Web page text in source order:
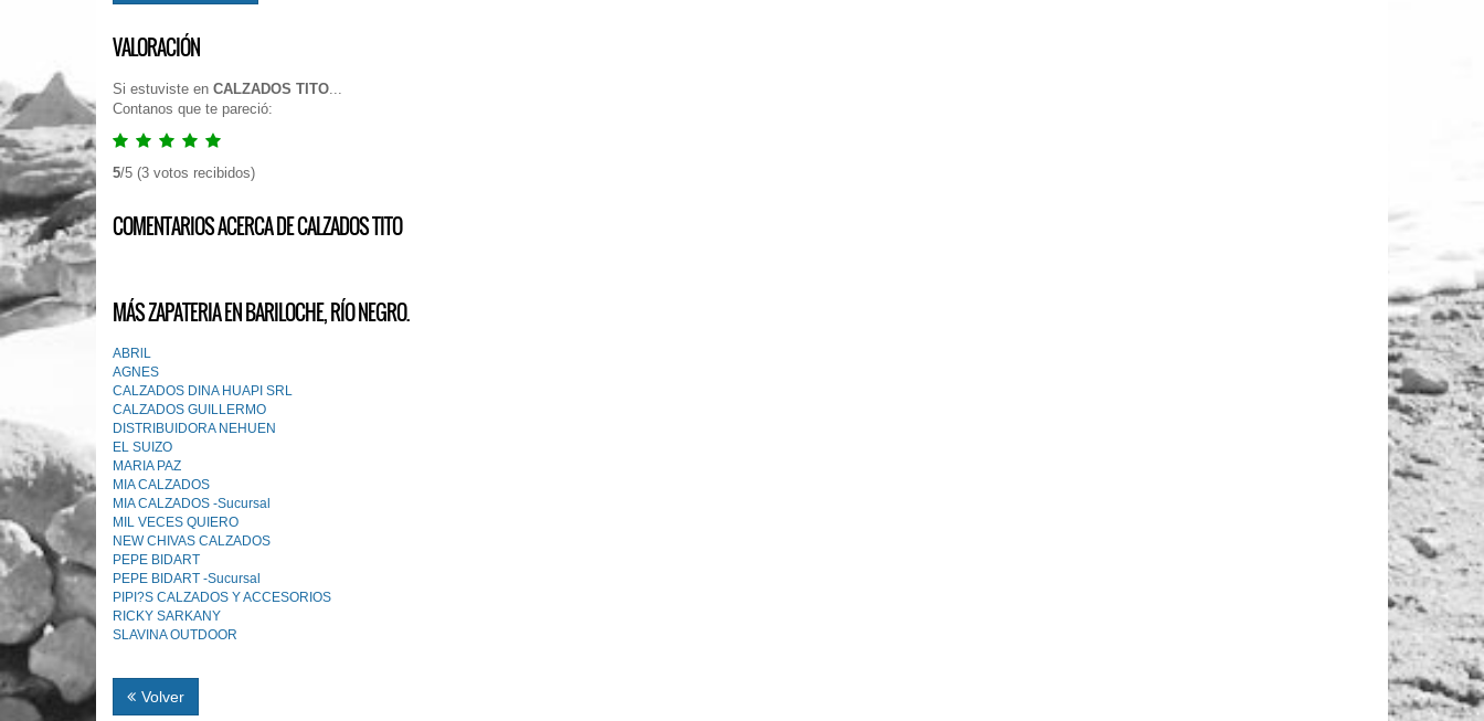
VALORACIÓN
Si estuviste en CALZADOS TITO...
Contanos que te pareció:
5/5 (3 votos recibidos)
COMENTARIOS ACERCA DE CALZADOS TITO
MÁS ZAPATERIA EN BARILOCHE, RÍO NEGRO.
ABRlL
AGNES
CALZADOS DINA HUAPI SRL
CALZADOS GUILLERMO
DISTRIBUIDORA NEHUEN
EL SUIZO
MARIA PAZ
MIA CALZADOS
MIA CALZADOS -Sucursal
MIL VECES QUIERO
NEW CHIVAS CALZADOS
PEPE BIDART
PEPE BIDART -Sucursal
PIPI?S CALZADOS Y ACCESORIOS
RICKY SARKANY
SLAVINA OUTDOOR
Volver